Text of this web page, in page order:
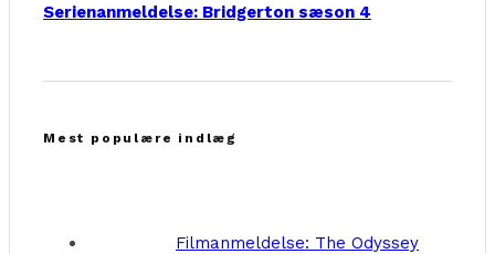
Serienanmeldelse: Bridgerton sæson 4
Mest populære indlæg
Filmanmeldelse: The Odyssey